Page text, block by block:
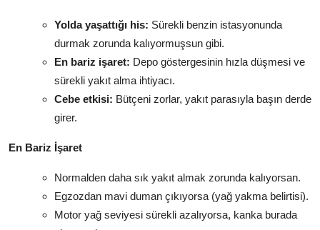
Yolda yaşattığı his: Sürekli benzin istasyonunda
durmak zorunda kalıyormuşsun gibi.
En bariz işaret: Depo göstergesinin hızla düşmesi ve
sürekli yakıt alma ihtiyacı.
Cebe etkisi: Bütçeni zorlar, yakıt parasıyla başın derde
girer.
En Bariz İşaret
Normalden daha sık yakıt almak zorunda kalıyorsan.
Egzozdan mavi duman çıkıyorsa (yağ yakma belirtisi).
Motor yağ seviyesi sürekli azalıyorsa, kanka burada